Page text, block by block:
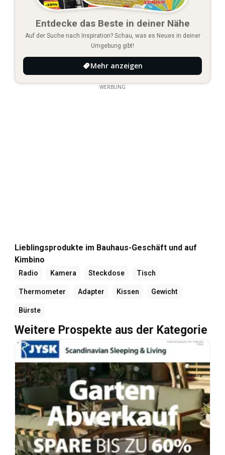
Entdecke das Beste in deiner Nähe
Auf der Suche nach Inspiration? Schau, was es Neues in deiner
Umgebung gibt!
Mehr anzeigen
WERBUNG
Lieblingsprodukte im Bauhaus-Geschäft und auf
Kimbino
Radio Kamera Steckdose Tisch
Thermometer Adapter Kissen Gewicht
Bürste
Weitere Prospekte aus der Kategorie